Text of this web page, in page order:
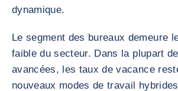
dynamique.
Le segment des bureaux demeure
faible du secteur. Dans la plupart
avancées, les taux de vacance
nouveaux modes de travail